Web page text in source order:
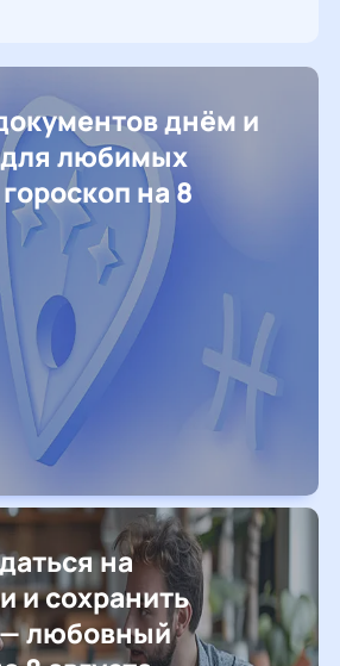
днём и
любимых
на 8
на
и сохранить
любовный